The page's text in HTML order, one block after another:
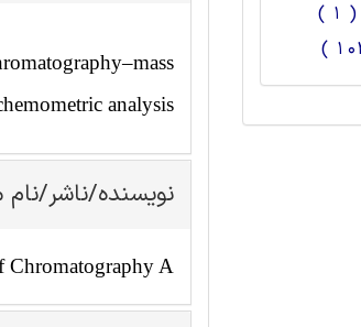
analysis
نویسنده/ناشر/
Chromatography A
)